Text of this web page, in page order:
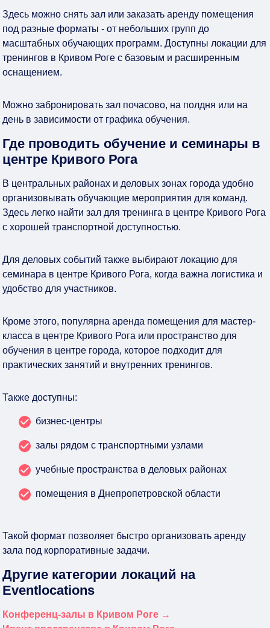
Здесь можно снять зал или заказать аренду помещения
под разные форматы - от небольших групп до
масштабных обучающих программ. Доступны локации для
тренингов в Кривом Роге с базовым и расширенным
оснащением.
Можно забронировать зал почасово, на полдня или на
день в зависимости от графика обучения.
Где проводить обучение и семинары в
центре Кривого Рога
В центральных районах и деловых зонах города удобно
организовывать обучающие мероприятия для команд.
Здесь легко найти зал для тренинга в центре Кривого Рога
с хорошей транспортной доступностью.
Для деловых событий также выбирают локацию для
семинара в центре Кривого Рога, когда важна логистика и
удобство для участников.
Кроме этого, популярна аренда помещения для мастер-
класса в центре Кривого Рога или пространство для
обучения в центре города, которое подходит для
практических занятий и внутренних тренингов.
Также доступны:
бизнес-центры
залы рядом с транспортными узлами
учебные пространства в деловых районах
помещения в Днепропетровской области
Такой формат позволяет быстро организовать аренду
зала под корпоративные задачи.
Другие категории локаций на
Eventlocations
Конференц-залы в Кривом Роге →